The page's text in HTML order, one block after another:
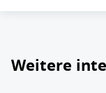
Weitere